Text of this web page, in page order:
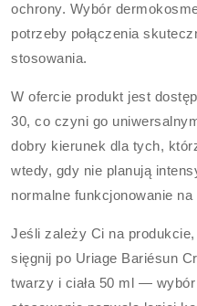
ochrony. Wybór
potrzeby połączenia
stosowania.
W ofercie produkt jest
30, co czyni go
dobry kierunek dla tych,
wtedy, gdy nie planują
normalne funkcjonowanie na
Jeśli zależy Ci na
sięgnij po Uriage Bariésun
twarzy i ciała 50 ml —